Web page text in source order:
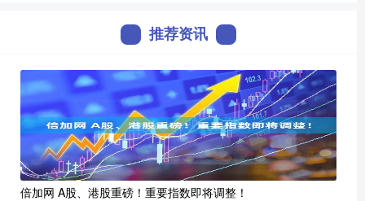
推荐资讯
倍加网 A股、港股重磅！重要指数即将调整！